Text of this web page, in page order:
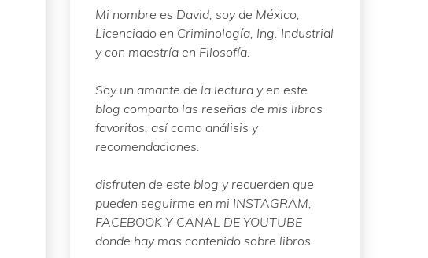
Mi nombre es David, soy de México,
Licenciado en Criminología, Ing. Industrial
y con maestría en Filosofía.
Soy un amante de la lectura y en este
blog comparto las reseñas de mis libros
favoritos, así como análisis y
recomendaciones.
disfruten de este blog y recuerden que
pueden seguirme en mi INSTAGRAM,
FACEBOOK Y CANAL DE YOUTUBE
donde hay mas contenido sobre libros.